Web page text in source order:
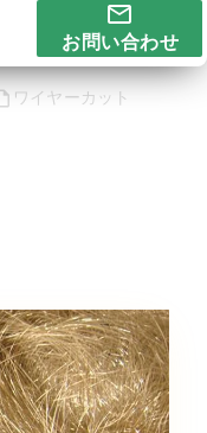
お問い合わせ
ワイヤーカット